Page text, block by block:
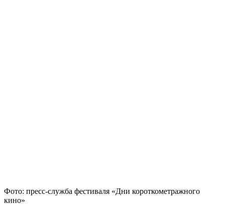
Фото: пресс-служба фестиваля «Дни короткометражного
кино»